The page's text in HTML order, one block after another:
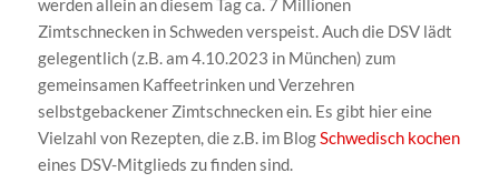
werden allein an diesem Tag ca. 7 Millionen
Zimtschnecken in Schweden verspeist. Auch die DSV lädt
gelegentlich (z.B. am 4.10.2023 in München) zum
gemeinsamen Kaffeetrinken und Verzehren
selbstgebackener Zimtschnecken ein. Es gibt hier eine
Vielzahl von Rezepten, die z.B. im BlogSchwedisch kochen
eines DSV-Mitglieds zu finden sind.